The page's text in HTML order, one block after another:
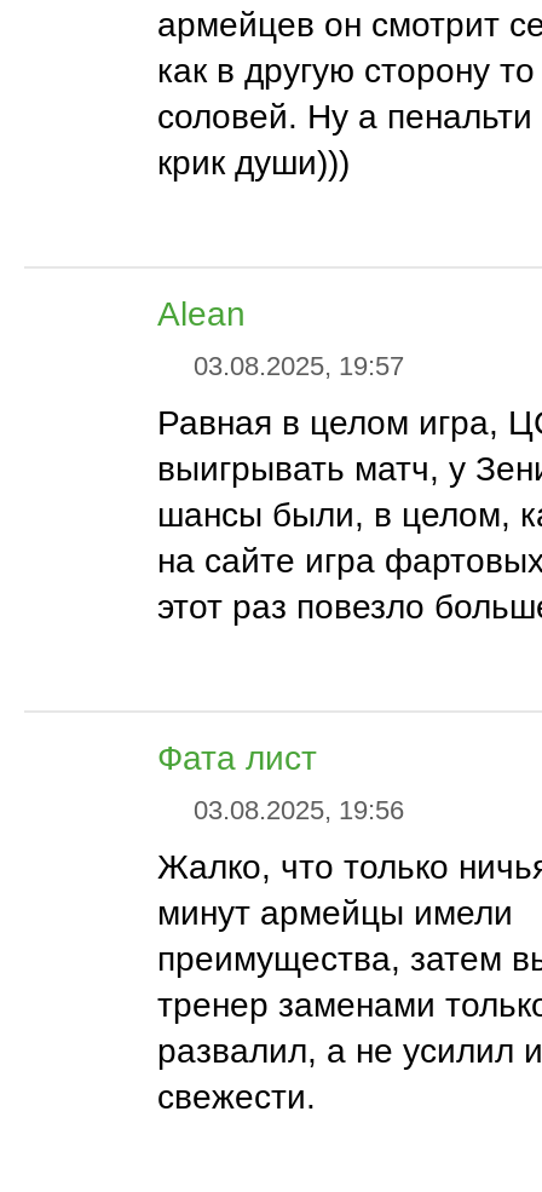
армейцев он смотрит
как в другую сторону
соловей. Ну а
крик души)))
Alean
03.08.2025, 19:57
Равная в целом игра,
выигрывать матч, у
шансы были, в целом,
на сайте игра
этот раз повезло
Фата лист
03.08.2025, 19:56
Жалко, что только
минут армейцы имели
преимущества, затем
тренер заменами
развалил, а не усилил
свежести.